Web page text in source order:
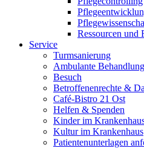
Ressourcen und
Service
Turmsanierung
Ambulante Behandlung
Besuch
Betroffenenrechte &
Café-Bistro 21 Ost
Helfen & Spenden
Kinder im
Kultur im Krankenhaus
Patientenunterlagen